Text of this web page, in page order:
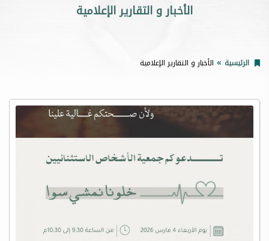
الأخبار و التقارير الإعلامية
الرئيسية الأخبار و التقارير الإعلامية